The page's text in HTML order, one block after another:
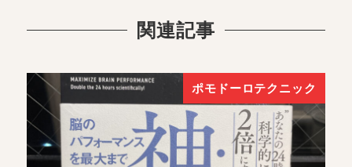
関連記事
ポモドーロテクニック